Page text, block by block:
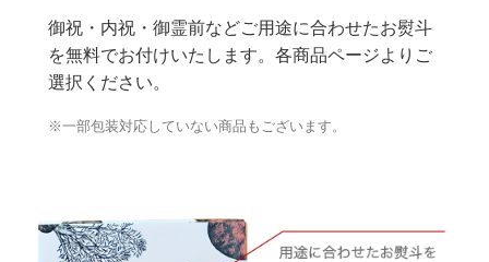
御祝・内祝・御霊前などご用途に合わせたお熨斗
を無料でお付けいたします。各商品ページよりご
選択ください。
※一部包装対応していない商品もございます。